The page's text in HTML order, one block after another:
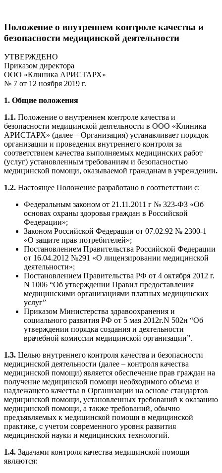
Положение о внутреннем контроле качества и
безопасности медицинской деятельности
УТВЕРЖДЕНО
Приказом директора
ООО «Клиника АРИСТАРХ»
№ 7 от 12 ноября 2019 г.
1. Общие положения
1.1. Положение о внутреннем контроле качества и
безопасности медицинской деятельности в ООО «Клиника
АРИСТАРХ» (далее – Организация) устанавливает порядок
организации и проведения внутреннего контроля за
соответствием качества выполняемых медицинских работ
(услуг) установленным требованиям и безопасностью
медицинской помощи, оказываемой гражданам в учреждении.
1.2. Настоящее Положение разработано в соответствии с:
Федеральным законом от 21.11.2011 г № 323-ФЗ «Об
основах охраны здоровья граждан в Российской
Федерации»;
Законом Российской Федерации от 07.02.92 № 2300-1
«О защите прав потребителей»;
Постановлением Правительства Российской Федерации
от 16.04.2012 №291 «О лицензировании медицинской
деятельности»;
Постановлением Правительства РФ от 4 октября 2012 г.
N 1006 “Об утверждении Правил предоставления
медицинскими организациями платных медицинских
услуг”
Приказом Министерства здравоохранения и
социального развития РФ от 5 мая 2012г.N 502н “Об
утверждении порядка создания и деятельности
врачебной комиссии медицинской организации”.
1.3. Целью внутреннего контроля качества и безопасности
медицинской деятельности (далее – контроля качества
медицинской помощи) является обеспечение прав граждан на
получение медицинской помощи необходимого объема и
надлежащего качества в Организации на основе стандартов
медицинской помощи, установленных требований к оказанию
медицинской помощи, а также требований, обычно
предъявляемых к медицинской помощи в медицинской
практике, с учетом современного уровня развития
медицинской науки и медицинских технологий.
1.4. Задачами контроля качества медицинской помощи
являются: